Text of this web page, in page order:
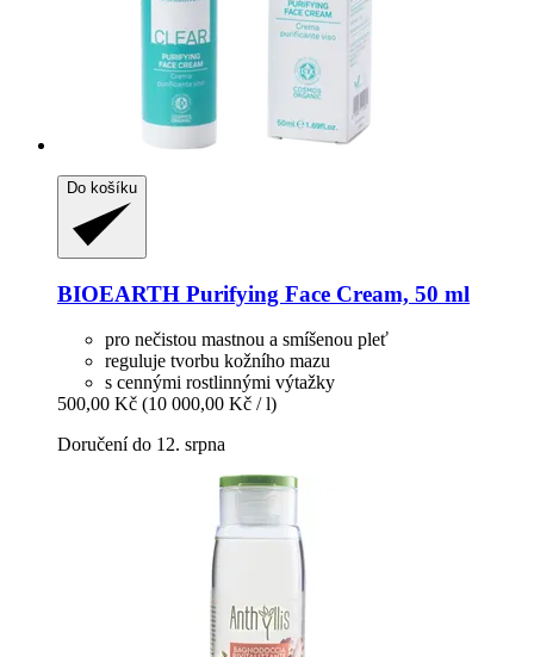
Do košíku
BIOEARTH Purifying Face Cream, 50 ml
pro nečistou mastnou a smíšenou pleť
reguluje tvorbu kožního mazu
s cennými rostlinnými výtažky
500,00 Kč (10 000,00 Kč / l)
Doručení do 12. srpna